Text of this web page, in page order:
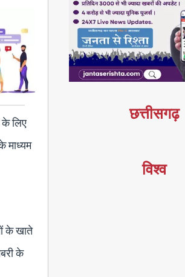
के लिए
माध्यम
के खाते
के
छत्तीसगढ़
विश्व